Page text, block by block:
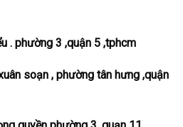
. phường 3 ,quận 5 ,tphcm
soạn , phường tân hưng ,quận